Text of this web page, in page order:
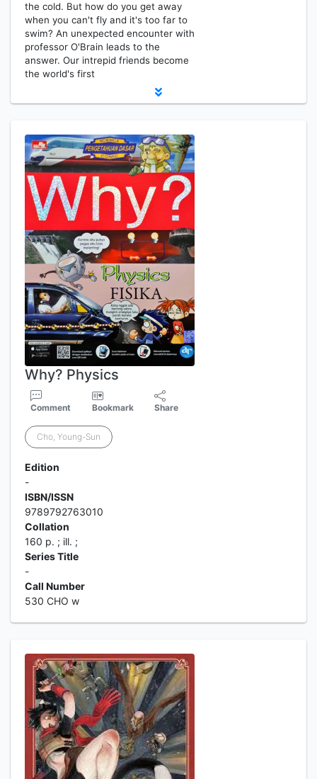
the cold. But how do you get away
when you can't fly and it's too far to
swim? An unexpected encounter with
professor O'Brain leads to the
answer. Our intrepid friends become
the world's first
Why? Physics
Comment Bookmark Share
Cho, Young-Sun
Edition
-
ISBN/ISSN
9789792763010
Collation
160 p. ; ill. ;
Series Title
-
Call Number
530 CHO w